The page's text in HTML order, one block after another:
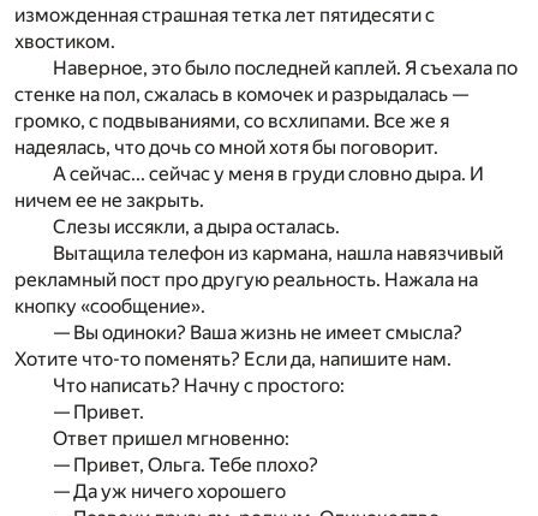
изможденная страшная тетка лет пятидесяти с
хвостиком.
Наверное, это было последней каплей. Я съехала по
стенке на пол, сжалась в комочек и разрыдалась —
громко, с подвываниями, со всхлипами. Все же я
надеялась, что дочь со мной хотя бы поговорит.
А сейчас... сейчас у меня в груди словно дыра. И
ничем ее не закрыть.
Слезы иссякли, а дыра осталась.
Вытащила телефон из кармана, нашла навязчивый
рекламный пост про другую реальность. Нажала на
кнопку «сообщение».
— Вы одиноки? Ваша жизнь не имеет смысла?
Хотите что-то поменять? Если да, напишите нам.
Что написать? Начну с простого:
— Привет.
Ответ пришел мгновенно:
— Привет, Ольга. Тебе плохо?
— Да уж ничего хорошего